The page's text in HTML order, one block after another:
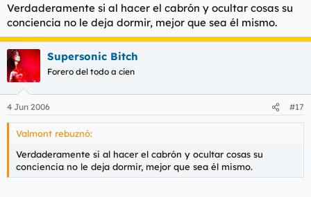
Verdaderamente si al hacer el cabrón y ocultar cosas su
conciencia no le deja dormir, mejor que sea él mismo.
Supersonic Bitch
Forero del todo a cien
4 Jun 2006 #17
Valmont rebuznó:
Verdaderamente si al hacer el cabrón y ocultar cosas su
conciencia no le deja dormir, mejor que sea él mismo.